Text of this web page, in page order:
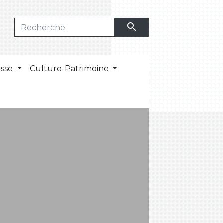
search
Culture-Patrimoine